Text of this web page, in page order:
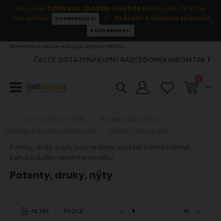
Jen u nás DOPRAVA ZDARMA nad 500 Kč! Po celé ČR až na
Vaši adresu!
PODROBNOSTI | Vrácení a výměna zdarma!
PODROBNOSTI
Internetové online nákupní centrum textilu.
ČASTÉ DOTAZYNÁKUPNÍ RÁDCEDOPRAVAKONTAKT
Košík
0položky
Patenty, druky a nýty jsou nedílnou součástí tvoření kabelek,
kalhot či dalšího textilního výrobku
Patenty, druky, nýty
FILTRY
Nastavit